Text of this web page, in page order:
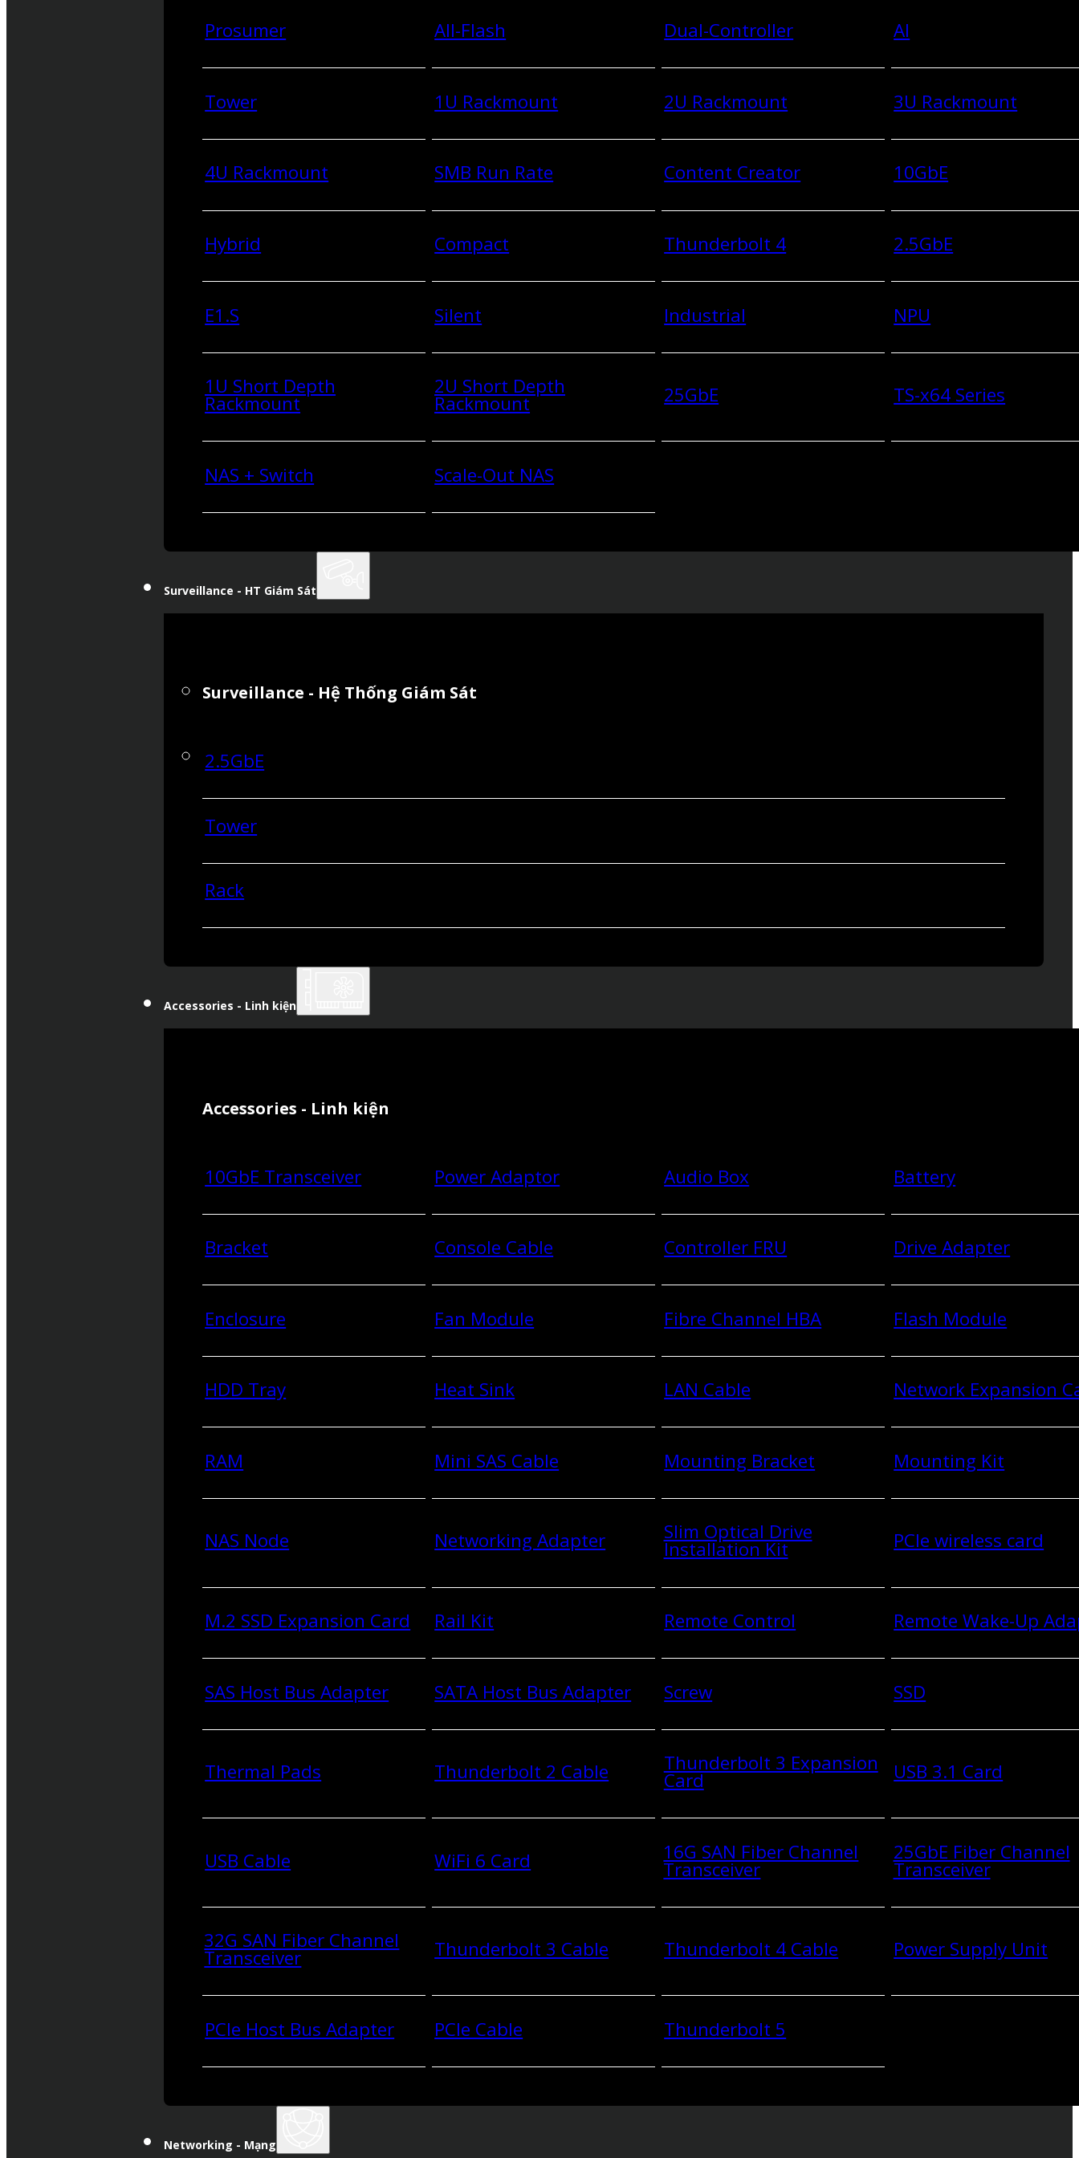
Prosumer All-Flash Dual-Controller AI
Tower 1U Rackmount 2U Rackmount 3U Rackmount
4U Rackmount SMB Run Rate Content Creator 10GbE
Hybrid Compact Thunderbolt 4 2.5GbE
E1.S Silent Industrial NPU
1U Short Depth
Rackmount
2U Short Depth
Rackmount 25GbE TS-x64 Series
NAS + Switch Scale-Out NAS
Surveillance - HT Giám Sát
Surveillance - Hệ Thống Giám Sát
2.5GbE
Tower
Rack
Accessories - Linh kiện
Accessories - Linh kiện
10GbE Transceiver Power Adaptor Audio Box Battery
Bracket Console Cable Controller FRU Drive Adapter
Enclosure Fan Module Fibre Channel HBA Flash Module
HDD Tray Heat Sink LAN Cable Network Expansion
RAM Mini SAS Cable Mounting Bracket Mounting Kit
NAS Node Networking Adapter Slim Optical Drive
Installation Kit PCIe wireless card
M.2 SSD Expansion Card Rail Kit Remote Control Remote Wake-Up
SAS Host Bus Adapter SATA Host Bus Adapter Screw SSD
Thermal Pads Thunderbolt 2 Cable Thunderbolt 3 Expansion
Card USB 3.1 Card
USB Cable WiFi 6 Card 16G SAN Fiber Channel
Transceiver
25GbE Fiber Channel
Transceiver
32G SAN Fiber Channel
Transceiver Thunderbolt 3 Cable Thunderbolt 4 Cable Power Supply Unit
PCIe Host Bus Adapter PCIe Cable Thunderbolt 5
Networking - Mạng